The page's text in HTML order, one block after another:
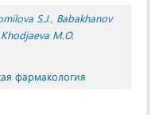
S.J. Babakhanov
Khodjaeva M.O.
фармакология